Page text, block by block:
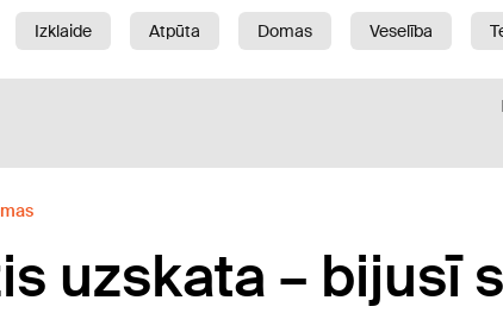
Izklaide Atpūta Domas Veselība
uzskata – bijusī